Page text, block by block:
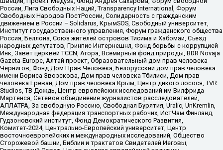
России, Лига Свободных Наций, Transparеncy International, Форум
Свободных Народов ПостРоссии, Солидарность с гражданским
движением в России – Solidarus, КрымSOS, Свободный университет,
Институт государственного управления, Форум гражданского общества
Россия, Беллона, Союз жителей островов Тисима и Хабомаи, Съезд
народных депутатов, Гринпис Интернешнл, Фонд борьбы с коррупцией
Инк, Завет церквей TCCN, Агора, Всемирный фонд природы, BDR Novaja
Gazeta-Europe, Алтай проект, Образовательный дом прав человека
Чернигов, Фонд Дом Прав Человека, Белорусский дом прав человека
имени Бориса Звозскова, Дом прав человека Тбилиси, Дом прав
человека Ереван, Дом прав человека Крым, Центр дикого лосося, TVR
Studios, ТВ Дождь, Центр европейских исследований им Вилфрида
Мартенса, Сетевое объединение журналистов расследователей,
АЛЛАТРА, За свободную Россию, Свободная Бурятия, Uralic, UnKremlin,
Международная федерация транспортных рабочих, ИстЧам Финланд,
Гудзоновский институт, Фонд Демократического Развития,
Комитет-2024, Центрально-Европейский университет, Центр
восточноевропейских и международных исследований, Общество
Сторожевой башни, Библии и трактатов Свидетелей Иеговы,